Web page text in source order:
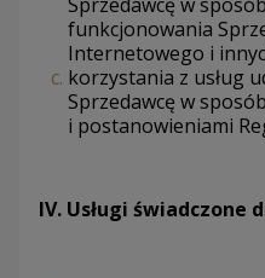
funkcjonowania
Internetowego i
korzystania z usług
Sprzedawcę w
i postanowieniami
IV. Usługi świadczone